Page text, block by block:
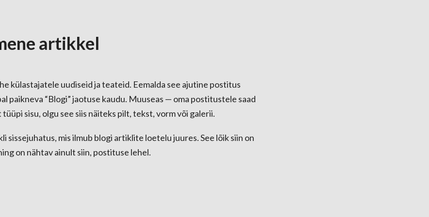
artikkel
külastajatele uudiseid ja teateid. Eemalda see ajutine postitus
paikneva “Blogi” jaotuse kaudu. Muuseas — oma postitustele saad
tüüpi sisu, olgu see siis näiteks pilt, tekst, vorm või galerii.
sissejuhatus, mis ilmub blogi artiklite loetelu juures. See lõik siin on
on nähtav ainult siin, postituse lehel.